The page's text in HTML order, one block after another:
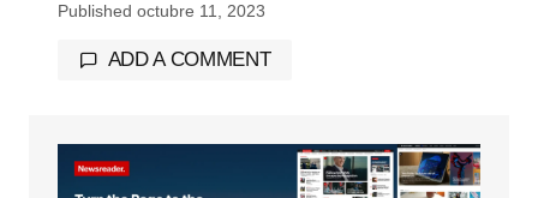
Published octubre 11, 2023
ADD A COMMENT
Tu dirección de correo electrónico no será
Los campos obligatorios están